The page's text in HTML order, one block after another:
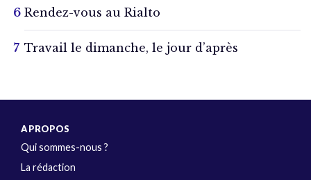
Rendez-vous au Rialto
Travail le dimanche, le jour d’après
A PROPOS
Qui sommes-nous ?
La rédaction